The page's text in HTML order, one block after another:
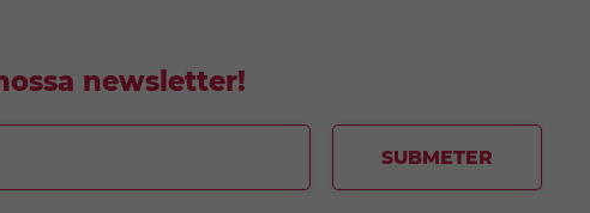
newsletter!
SUBMETER